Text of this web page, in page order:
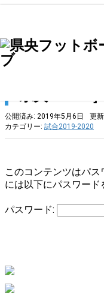
保
（2019.05.05）
保護中: 県3
公開済み: 2019年5月6日 更
カテゴリー: 試合2019-2020
このコンテンツはパ
には以下にパスワード
パスワード: